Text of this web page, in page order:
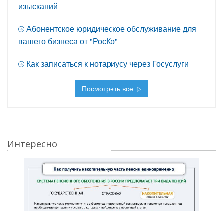
изысканий
Абонентское юридическое обслуживание для
вашего бизнеса от "РосКо"
Как записаться к нотариусу через Госуслуги
Посмотреть все
Интересно